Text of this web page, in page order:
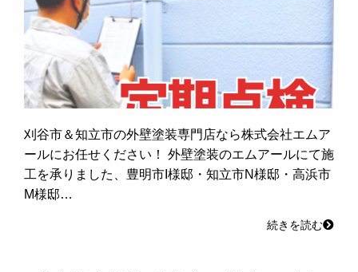
刈谷市＆知立市の外壁塗装専門店なら株式会社エムア
ールにお任せください！ 外壁塗装のエムアールにて施
工を承りました、豊明市I様邸・知立市N様邸・高浜市
M様邸…
続きを読む